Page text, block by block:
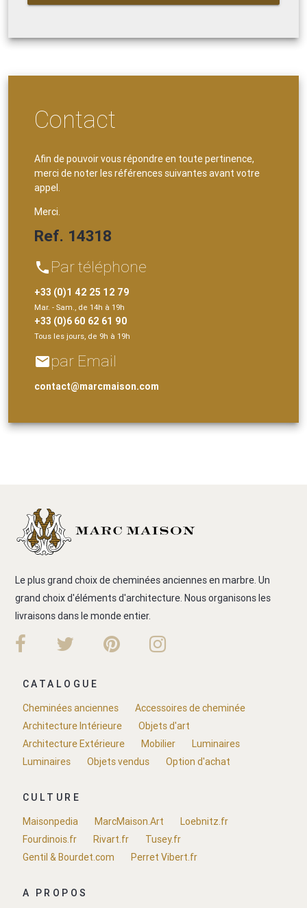
Contact
Afin de pouvoir vous répondre en toute pertinence,
merci de noter les références suivantes avant votre
appel.
Merci.
Ref. 14318
phone Par téléphone
+33 (0)1 42 25 12 79
Mar. - Sam., de 14h à 19h
+33 (0)6 60 62 61 90
Tous les jours, de 9h à 19h
emailpar Email
contact@marcmaison.com
Le plus grand choix de cheminées anciennes en marbre. Un
grand choix d'éléments d'architecture. Nous organisons les
livraisons dans le monde entier.
CATALOGUE
Cheminées anciennes
Accessoires de cheminée
Architecture Intérieure
Objets d'art
Architecture Extérieure
Mobilier
Luminaires
Luminaires
Objets vendus Option d'achat
CULTURE
Maisonpedia
MarcMaison.Art
Loebnitz.fr
Fourdinois.fr
Rivart.fr
Tusey.fr
Gentil & Bourdet.com
Perret Vibert.fr
A PROPOS